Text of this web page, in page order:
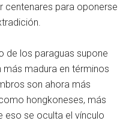
centenares para oponerse
de los paraguas supone
más madura en términos
son ahora más
hongkoneses, más
eso se oculta el vínculo